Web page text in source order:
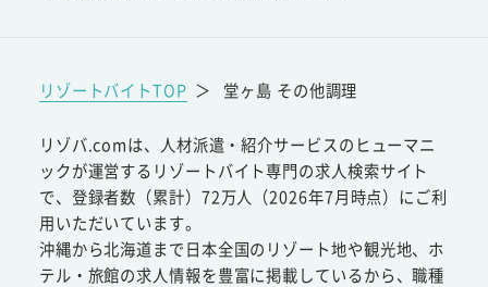
リゾートバイトTOP ＞ 堂ヶ島 その他調理
リゾバ.comは、人材派遣・紹介サービスのヒューマニ
ックが運営するリゾートバイト専門の求人検索サイト
で、登録者数（累計）72万人（2026年7月時点）にご利
用いただいています。
沖縄から北海道まで日本全国のリゾート地や観光地、ホ
テル・旅館の求人情報を豊富に掲載しているから、職種